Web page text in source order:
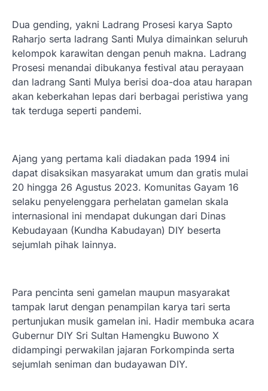
Dua gending, yakni Ladrang Prosesi karya Sapto
Raharjo serta ladrang Santi Mulya dimainkan seluruh
kelompok karawitan dengan penuh makna. Ladrang
Prosesi menandai dibukanya festival atau perayaan
dan ladrang Santi Mulya berisi doa-doa atau harapan
akan keberkahan lepas dari berbagai peristiwa yang
tak terduga seperti pandemi.
Ajang yang pertama kali diadakan pada 1994 ini
dapat disaksikan masyarakat umum dan gratis mulai
20 hingga 26 Agustus 2023. Komunitas Gayam 16
selaku penyelenggara perhelatan gamelan skala
internasional ini mendapat dukungan dari Dinas
Kebudayaan (Kundha Kabudayan) DIY beserta
sejumlah pihak lainnya.
Para pencinta seni gamelan maupun masyarakat
tampak larut dengan penampilan karya tari serta
pertunjukan musik gamelan ini. Hadir membuka acara
Gubernur DIY Sri Sultan Hamengku Buwono X
didampingi perwakilan jajaran Forkompinda serta
sejumlah seniman dan budayawan DIY.